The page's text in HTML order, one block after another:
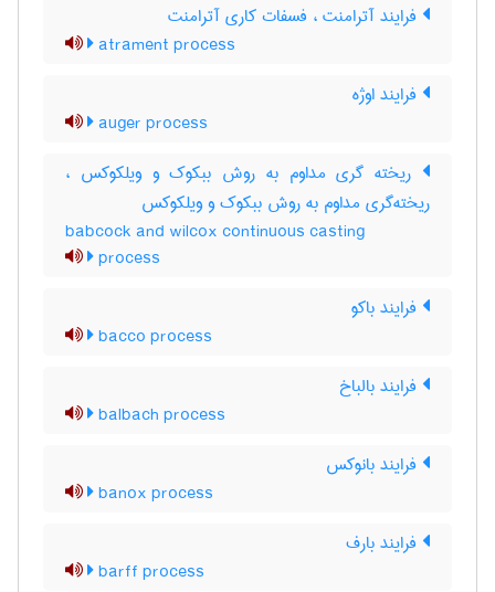
فرایند آترامنت ، فسفات کاری آترامنت
atrament process
فرایند اوژه
auger process
ریخته گری مداوم به روش ببکوک و ویلکوکس ،
ریخته‌گری مداوم به روش ببکوک و ویلکوکس
babcock and wilcox continuous casting
process
فرایند باکو
bacco process
فرایند بالباخ
balbach process
فرایند بانوکس
banox process
فرایند بارف
barff process